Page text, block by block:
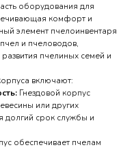
оборудования для
комфорт и
элемент пчелоинвентаря
и пчеловодов,
пчелиных семей и
включают:
Гнездовой корпус
или других
долгий срок службы и
обеспечивает пчелам